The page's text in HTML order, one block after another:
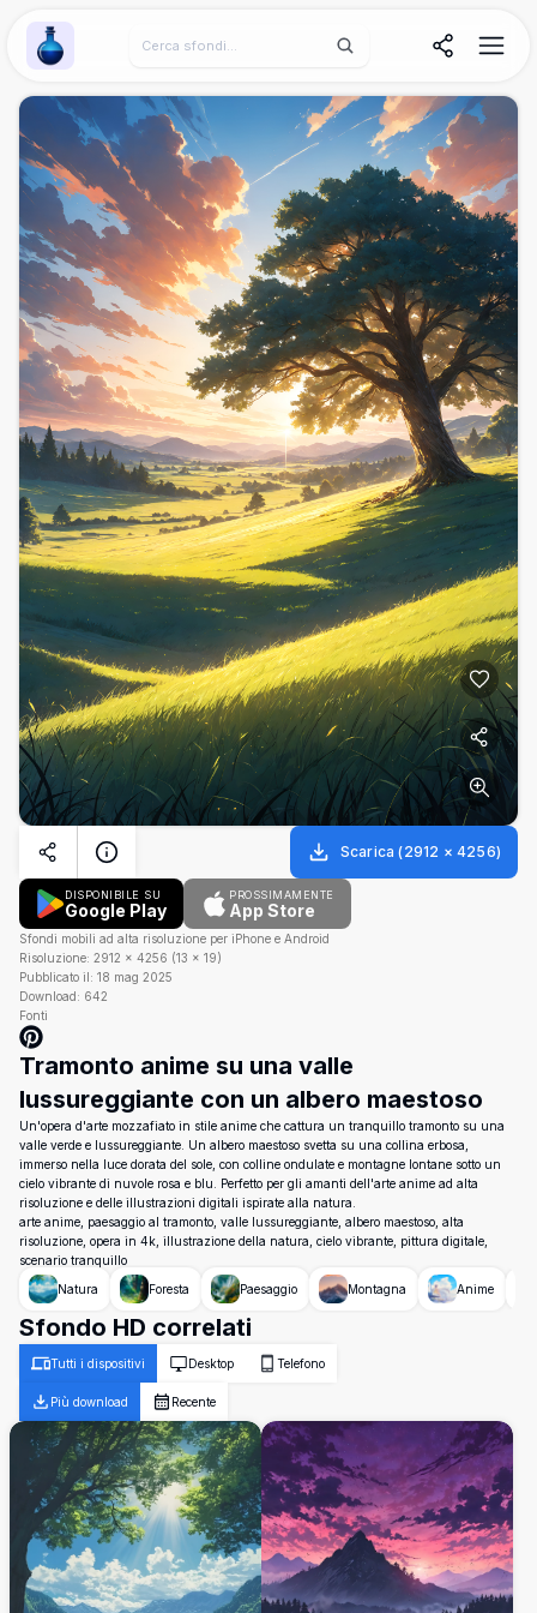
Wallpaper Alchemy
Scarica (2912 × 4256)
DISPONIBILE SU
Google Play
PROSSIMAMENTE
App Store
Sfondi mobili ad alta risoluzione per iPhone e Android
Risoluzione: 2912 × 4256 (13 × 19)
Pubblicato il: 18 mag 2025
Download: 642
Fonti
Tramonto anime su una valle
lussureggiante con un albero maestoso
Un'opera d'arte mozzafiato in stile anime che cattura un tranquillo tramonto su una
valle verde e lussureggiante. Un albero maestoso svetta su una collina erbosa,
immerso nella luce dorata del sole, con colline ondulate e montagne lontane sotto un
cielo vibrante di nuvole rosa e blu. Perfetto per gli amanti dell'arte anime ad alta
risoluzione e delle illustrazioni digitali ispirate alla natura.
arte anime, paesaggio al tramonto, valle lussureggiante, albero maestoso, alta
risoluzione, opera in 4k, illustrazione della natura, cielo vibrante, pittura digitale,
scenario tranquillo
Natura
Foresta Paesaggio Montagna Anime
Sfondo HD correlati
Tutti i dispositivi Desktop Telefono
Più download Recente